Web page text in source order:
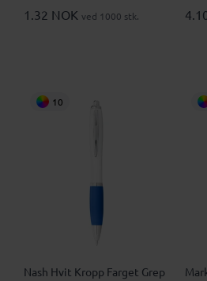
1.32 NOK ved 1000 stk.
10
Nash Hvit Kropp Farget Grep